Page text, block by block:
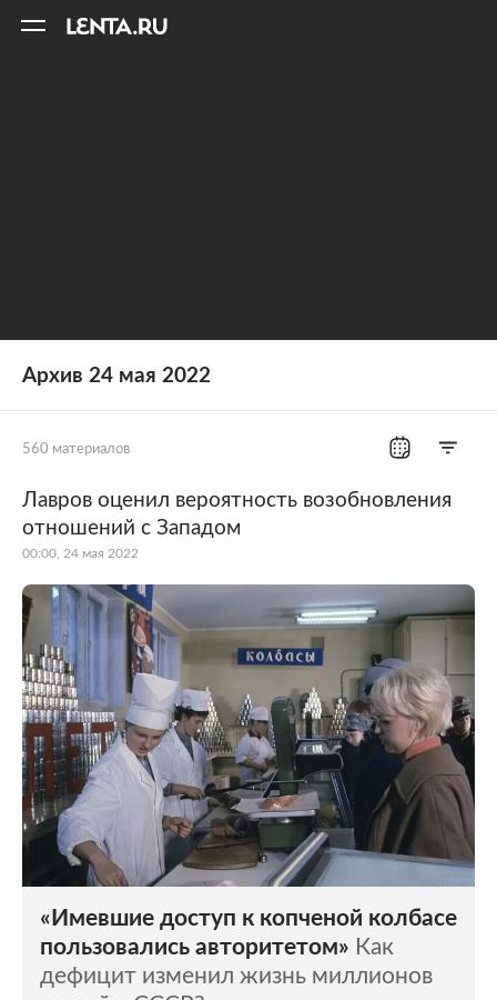
Архив 24 мая 2022
560 материалов
Все рубрики Россия
Мир
Экономика
Наука и техника
Культура Интернет и СМИ
Ценности Путешествия
Из жизни Среда обитания
Забота о себе Авто
Лавров оценил вероятность возобновления
отношений с Западом
00:00, 24 мая 2022
«Имевшие доступ к копченой колбасе
пользовались авторитетом» Как
дефицит изменил жизнь миллионов